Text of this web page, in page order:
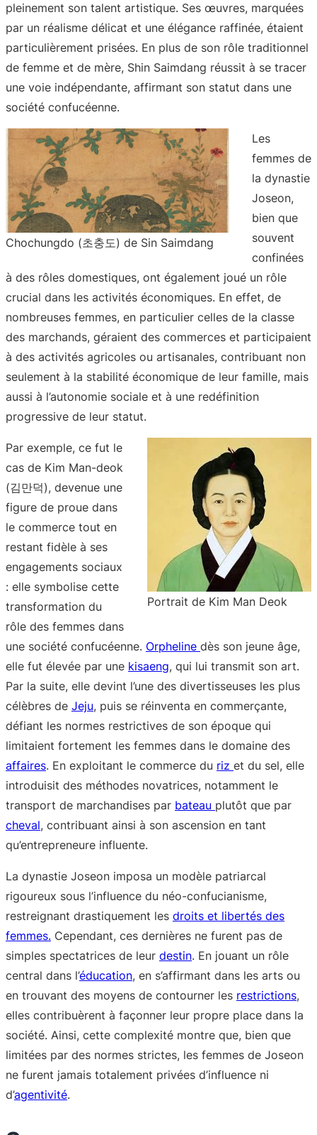
pleinement son talent artistique. Ses œuvres, marquées
par un réalisme délicat et une élégance raffinée, étaient
particulièrement prisées. En plus de son rôle traditionnel
de femme et de mère, Shin Saimdang réussit à se tracer
une voie indépendante, affirmant son statut dans une
société confucéenne.
Chochungdo (초충도) de Sin Saimdang
Les
femmes de
la dynastie
Joseon,
bien que
souvent
confinées
à des rôles domestiques, ont également joué un rôle
crucial dans les activités économiques. En effet, de
nombreuses femmes, en particulier celles de la classe
des marchands, géraient des commerces et participaient
à des activités agricoles ou artisanales, contribuant non
seulement à la stabilité économique de leur famille, mais
aussi à l’autonomie sociale et à une redéfinition
progressive de leur statut.
Portrait de Kim Man Deok
Par exemple, ce fut le
cas de Kim Man-deok
(김만덕), devenue une
figure de proue dans
le commerce tout en
restant fidèle à ses
engagements sociaux
: elle symbolise cette
transformation du
rôle des femmes dans
une société confucéenne. Orpheline dès son jeune âge,
elle fut élevée par une kisaeng, qui lui transmit son art.
Par la suite, elle devint l’une des divertisseuses les plus
célèbres de Jeju, puis se réinventa en commerçante,
défiant les normes restrictives de son époque qui
limitaient fortement les femmes dans le domaine des
affaires. En exploitant le commerce du riz et du sel, elle
introduisit des méthodes novatrices, notamment le
transport de marchandises par bateau plutôt que par
cheval, contribuant ainsi à son ascension en tant
qu’entrepreneure influente.
La dynastie Joseon imposa un modèle patriarcal
rigoureux sous l’influence du néo-confucianisme,
restreignant drastiquement les droits et libertés des
femmes. Cependant, ces dernières ne furent pas de
simples spectatrices de leur destin. En jouant un rôle
central dans l’éducation, en s’affirmant dans les arts ou
en trouvant des moyens de contourner les restrictions,
elles contribuèrent à façonner leur propre place dans la
société. Ainsi, cette complexité montre que, bien que
limitées par des normes strictes, les femmes de Joseon
ne furent jamais totalement privées d’influence ni
d’agentivité.